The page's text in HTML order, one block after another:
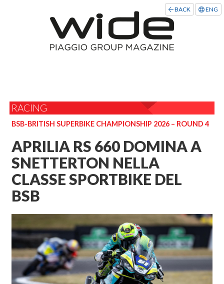
ENG
BACK
RACING
BSB-BRITISH SUPERBIKE CHAMPIONSHIP 2026 – ROUND 4
APRILIA RS 660 DOMINA A
SNETTERTON NELLA
CLASSE SPORTBIKE DEL
BSB